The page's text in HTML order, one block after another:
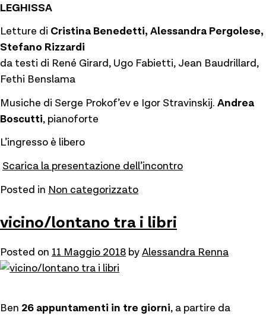
LEGHISSA
Letture di Cristina Benedetti, Alessandra Pergolese,
Stefano Rizzardi
da testi di René Girard, Ugo Fabietti, Jean Baudrillard,
Fethi Benslama
Musiche di Serge Prokof’ev e Igor Stravinskij. Andrea
Boscutti, pianoforte
L’ingresso è libero
Scarica la presentazione dell’incontro
Posted in Non categorizzato
vicino/lontano tra i libri
Posted on 11 Maggio 2018 byAlessandra Renna
Ben 26 appuntamenti in tre giorni, a partire da